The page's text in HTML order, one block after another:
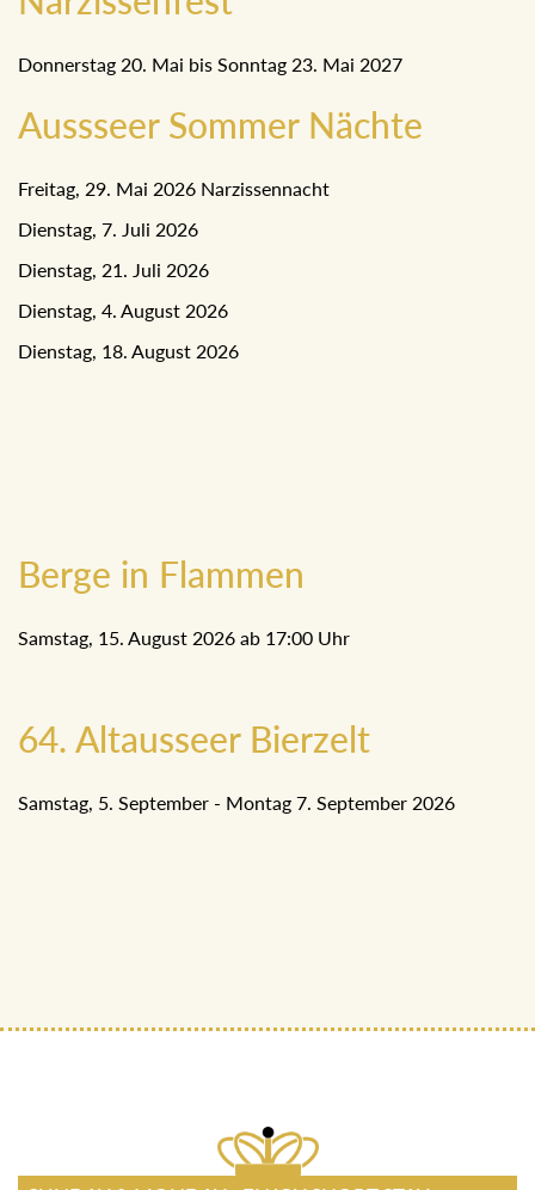
Donnerstag 20. Mai bis Sonntag 23. Mai 2027
Aussseer Sommer Nächte
Freitag, 29. Mai 2026 Narzissennacht
Dienstag, 7. Juli 2026
Dienstag, 21. Juli 2026
Dienstag, 4. August 2026
Dienstag, 18. August 2026
Berge in Flammen
Samstag, 15. August 2026 ab 17:00 Uhr
64. Altausseer Bierzelt
Samstag, 5. September - Montag 7. September 2026